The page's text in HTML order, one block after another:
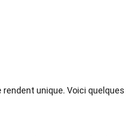
unique. Voici